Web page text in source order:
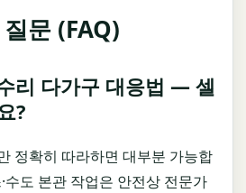
문 (FAQ)
리 다가구 대응법 — 셀
?
정확히 따라하면 대부분 가능합
수도 본관 작업은 안전상 전문가